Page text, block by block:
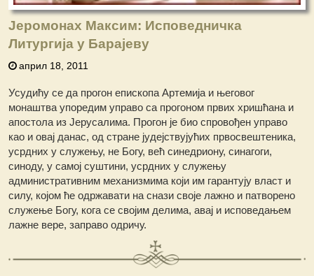
Јеромонах Максим: Исповедничка
Литургија у Барајеву
април 18, 2011
Усудићу се да прогон епископа Артемија и његовог
монаштва упоредим управо са прогоном првих хришћана и
апостола из Јерусалима. Прогон је био спровођен управо
као и овај данас, од стране јудејствујућих првосвештеника,
усрдних у служењу, не Богу, већ синедриону, синагоги,
синоду, у самој суштини, усрдних у служењу
административним механизмима који им гарантују власт и
силу, којом ће одржавати на снази своје лажно и патворено
служење Богу, кога се својим делима, авај и исповедањем
лажне вере, заправо одричу.